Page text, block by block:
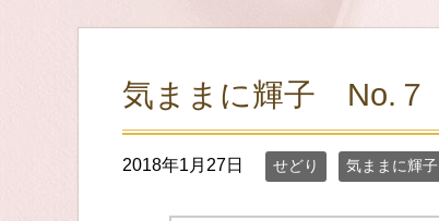
気ままに輝子 No.７
2018年1月27日 せどり 気ままに輝子